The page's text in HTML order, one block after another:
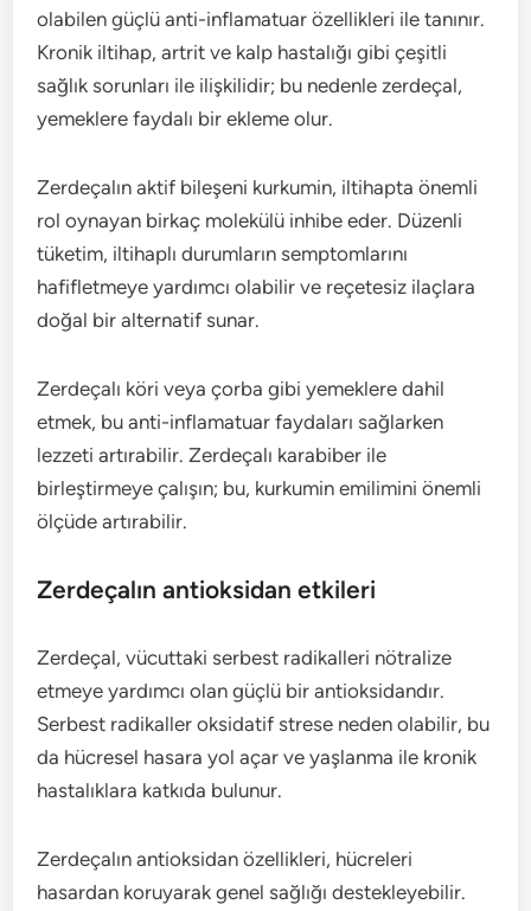
olabilen güçlü anti-inflamatuar özellikleri ile tanınır.
Kronik iltihap, artrit ve kalp hastalığı gibi çeşitli
sağlık sorunları ile ilişkilidir; bu nedenle zerdeçal,
yemeklere faydalı bir ekleme olur.
Zerdeçalın aktif bileşeni kurkumin, iltihapta önemli
rol oynayan birkaç molekülü inhibe eder. Düzenli
tüketim, iltihaplı durumların semptomlarını
hafifletmeye yardımcı olabilir ve reçetesiz ilaçlara
doğal bir alternatif sunar.
Zerdeçalı köri veya çorba gibi yemeklere dahil
etmek, bu anti-inflamatuar faydaları sağlarken
lezzeti artırabilir. Zerdeçalı karabiber ile
birleştirmeye çalışın; bu, kurkumin emilimini önemli
ölçüde artırabilir.
Zerdeçalın antioksidan etkileri
Zerdeçal, vücuttaki serbest radikalleri nötralize
etmeye yardımcı olan güçlü bir antioksidandır.
Serbest radikaller oksidatif strese neden olabilir, bu
da hücresel hasara yol açar ve yaşlanma ile kronik
hastalıklara katkıda bulunur.
Zerdeçalın antioksidan özellikleri, hücreleri
hasardan koruyarak genel sağlığı destekleyebilir.